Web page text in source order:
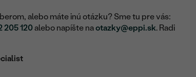
alebo máte inú otázku? Sme tu pre vás:
205 120alebo napíšte naotazky@eppi.sk. Radi